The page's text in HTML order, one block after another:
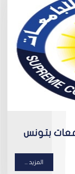
بتونس
المزيد ...